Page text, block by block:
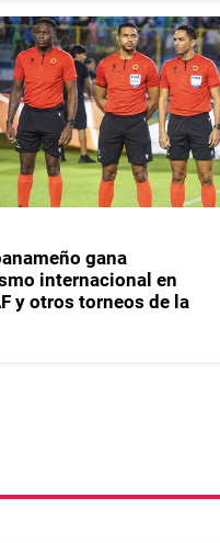
gana
internacional en
y otros torneos de la